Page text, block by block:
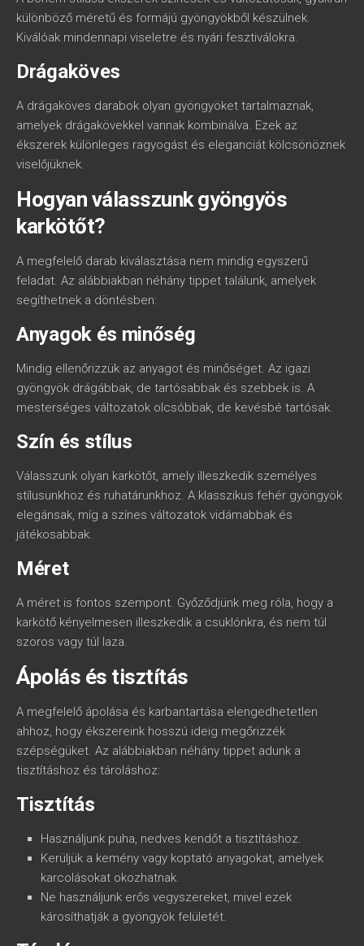
különböző méretű és formájú gyöngyökből készülnek.
Kiválóak mindennapi viseletre és nyári fesztiválokra.
Drágaköves
A drágaköves darabok olyan gyöngyöket tartalmaznak,
amelyek drágakövekkel vannak kombinálva. Ezek az
ékszerek különleges ragyogást és eleganciát kölcsönöznek
viselőjüknek.
Hogyan válasszunk gyöngyös
karkötőt?
A megfelelő darab kiválasztása nem mindig egyszerű
feladat. Az alábbiakban néhány tippet találunk, amelyek
segíthetnek a döntésben:
Anyagok és minőség
Mindig ellenőrizzük az anyagot és minőséget. Az igazi
gyöngyök drágábbak, de tartósabbak és szebbek is. A
mesterséges változatok olcsóbbak, de kevésbé tartósak.
Szín és stílus
Válasszunk olyan karkötőt, amely illeszkedik személyes
stílusunkhoz és ruhatárunkhoz. A klasszikus fehér gyöngyök
elegánsak, míg a színes változatok vidámabbak és
játékosabbak.
Méret
A méret is fontos szempont. Győződjünk meg róla, hogy a
karkötő kényelmesen illeszkedik a csuklónkra, és nem túl
szoros vagy túl laza.
Ápolás és tisztítás
A megfelelő ápolása és karbantartása elengedhetetlen
ahhoz, hogy ékszereink hosszú ideig megőrizzék
szépségüket. Az alábbiakban néhány tippet adunk a
tisztításhoz és tároláshoz:
Tisztítás
Használjunk puha, nedves kendőt a tisztításhoz.
Kerüljük a kemény vagy koptató anyagokat, amelyek
karcolásokat okozhatnak.
Ne használjunk erős vegyszereket, mivel ezek
károsíthatják a gyöngyök felületét.